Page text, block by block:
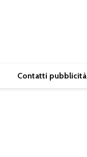
Contatti pubblicità